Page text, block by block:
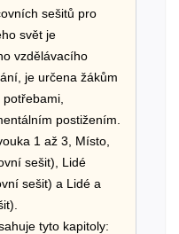
sešitů pro
svět je
vzdělávacího
je určena žákům
postižením.
1 až 3, Místo,
sešit), Lidé
sešit) a Lidé a
tyto kapitoly: